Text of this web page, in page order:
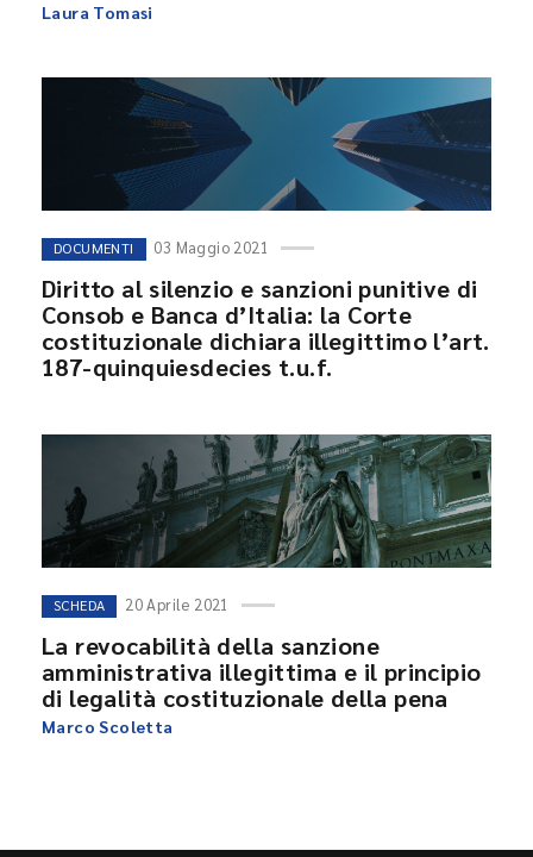
Laura Tomasi
DOCUMENTI 03 Maggio 2021
Diritto al silenzio e sanzioni punitive di
Consob e Banca d’Italia: la Corte
costituzionale dichiara illegittimo l’art.
187-quinquiesdecies t.u.f.
SCHEDA 20 Aprile 2021
La revocabilità della sanzione
amministrativa illegittima e il principio
di legalità costituzionale della pena
Marco Scoletta